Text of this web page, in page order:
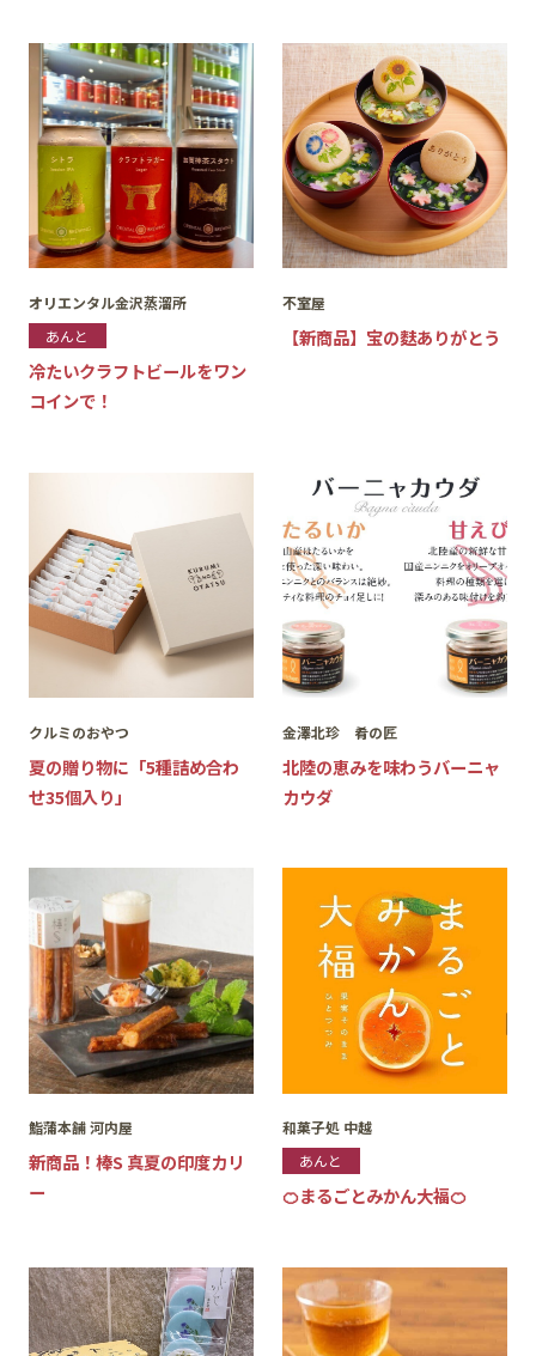
オリエンタル金沢蒸溜所
あんと
冷たいクラフトビールをワン
コインで！
不室屋
【新商品】宝の麩ありがとう
クルミのおやつ
夏の贈り物に「5種詰め合わ
せ35個入り」
金澤北珍 肴の匠
北陸の恵みを味わうバーニャ
カウダ
鮨蒲本舗 河内屋
新商品！棒S 真夏の印度カリ
ー
和菓子処 中越
あんと
🍊まるごとみかん大福🍊